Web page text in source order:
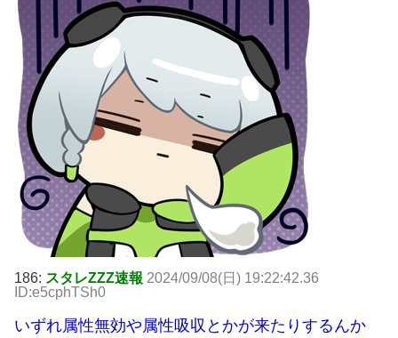
186: スタレZZZ速報 2024/09/08(日) 19:22:42.36
ID:e5cphTSh0
いずれ属性無効や属性吸収とかが来たりするんか